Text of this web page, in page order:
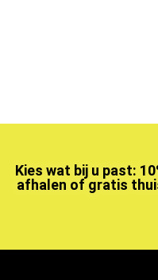
Kies wat bij u past:
afhalen of gratis